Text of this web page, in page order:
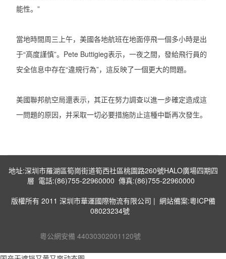
能性。”
當地時間周三上午，美國各地航班在地面停飛一個多小時是出
于“高度謹慎”。Pete Buttigieg表示，一夜之間，發給飛行員的
安全信息中存在“違規行為”，這反映了一個更大的問題。
美國聯邦航空局還表示，其正在努力調查以進一步確定造成這
一問題的原因，并采取一切必要措施防止這種中斷再次發生。
地址:深圳市羅湖區筍崗街道筍西社區桃園路260號HALO廣場四期四
層 電話:(86)755-22960000 傳真:(86)755-22960000
版權所有 2011 深圳市華運國際物流有限公司 | 網站備案:粵ICP備
08023234號
粵公網安備 44030302001120號